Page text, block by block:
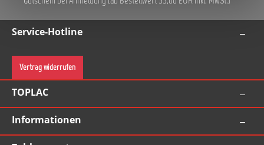
Service-Hotline
Vertrag widerrufen
TOPLAC
Informationen